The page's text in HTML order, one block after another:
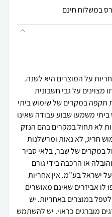
במשלוח חינם
על המוצרים היא לשנה.
מצוינים על גבי חשבונית
תקפה במקרים של שימוש ביתי
משמעו שבוע עבודה שאינו
לא תחול במקרים בהם הנזק
חריג, לא נאות ומרשלנות
במקרים של שבר, בלאי סביר
או הרכבה בידי גורם
ישראל בע”מ. אין אחריות
לו אביזרים שאינם מאושרים
במוצרים באחריות. יש
שכל הברגים מוברגים כראוי. יש להשתמש